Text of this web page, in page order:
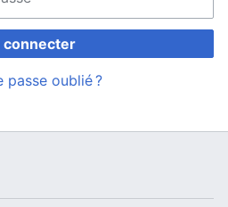
connecter
passe oublié ?